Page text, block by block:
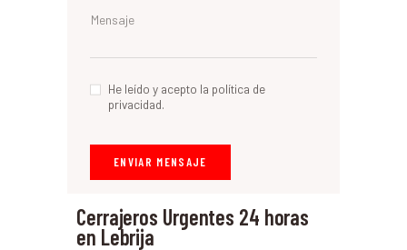
He leído y acepto la política de
privacidad.
Cerrajeros Urgentes 24 horas
en Lebrija